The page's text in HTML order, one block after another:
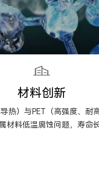
材料创新
热）与PET（高强度、耐
材料低温腐蚀问题，寿命长